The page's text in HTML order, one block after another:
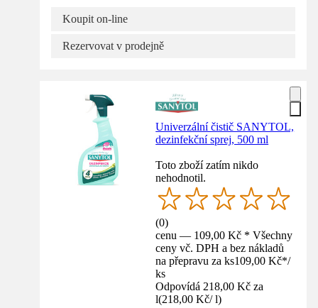
Koupit on-line
Rezervovat v prodejně
Univerzální čistič SANYTOL,
dezinfekční sprej, 500 ml
Toto zboží zatím nikdo
nehodnotil.
(0)
cenu — 109,00 Kč * Všechny
ceny vč. DPH a bez nákladů
na přepravu za ks109,00 Kč*/
ks
Odpovídá 218,00 Kč za
l(218,00 Kč/ l)